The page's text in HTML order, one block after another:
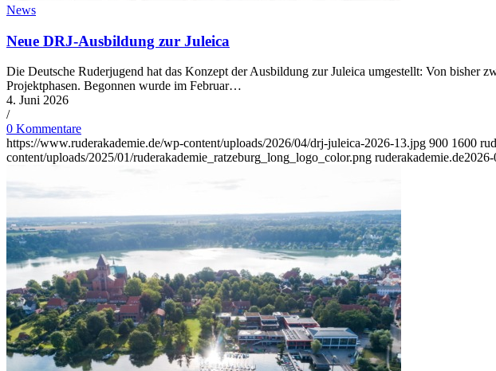
News
Neue DRJ-Ausbildung zur Juleica
Die Deutsche Ruderjugend hat das Konzept der Ausbildung zur Juleica umgestellt: Von bisher
Projektphasen. Begonnen wurde im Februar…
4. Juni 2026
/
0 Kommentare
https://www.ruderakademie.de/wp-content/uploads/2026/04/drj-juleica-2026-13.jpg 900 1600
content/uploads/2025/01/ruderakademie_ratzeburg_long_logo_color.png ruderakademie.de